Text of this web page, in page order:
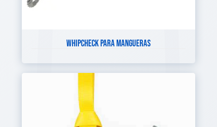
WHIPCHECK PARA MANGUERAS